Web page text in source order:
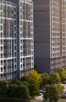
원